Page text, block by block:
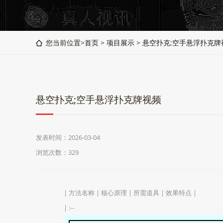
您当前位置>首页 > 项目展示 > 悬空扑克;空手悬浮扑克牌
悬空扑克;空手悬浮扑克牌视频
发表时间：2026-03-04
浏览次数：329
| 方法名称 | 核心原理 | 所需道具 | 效果特点 |
| :--